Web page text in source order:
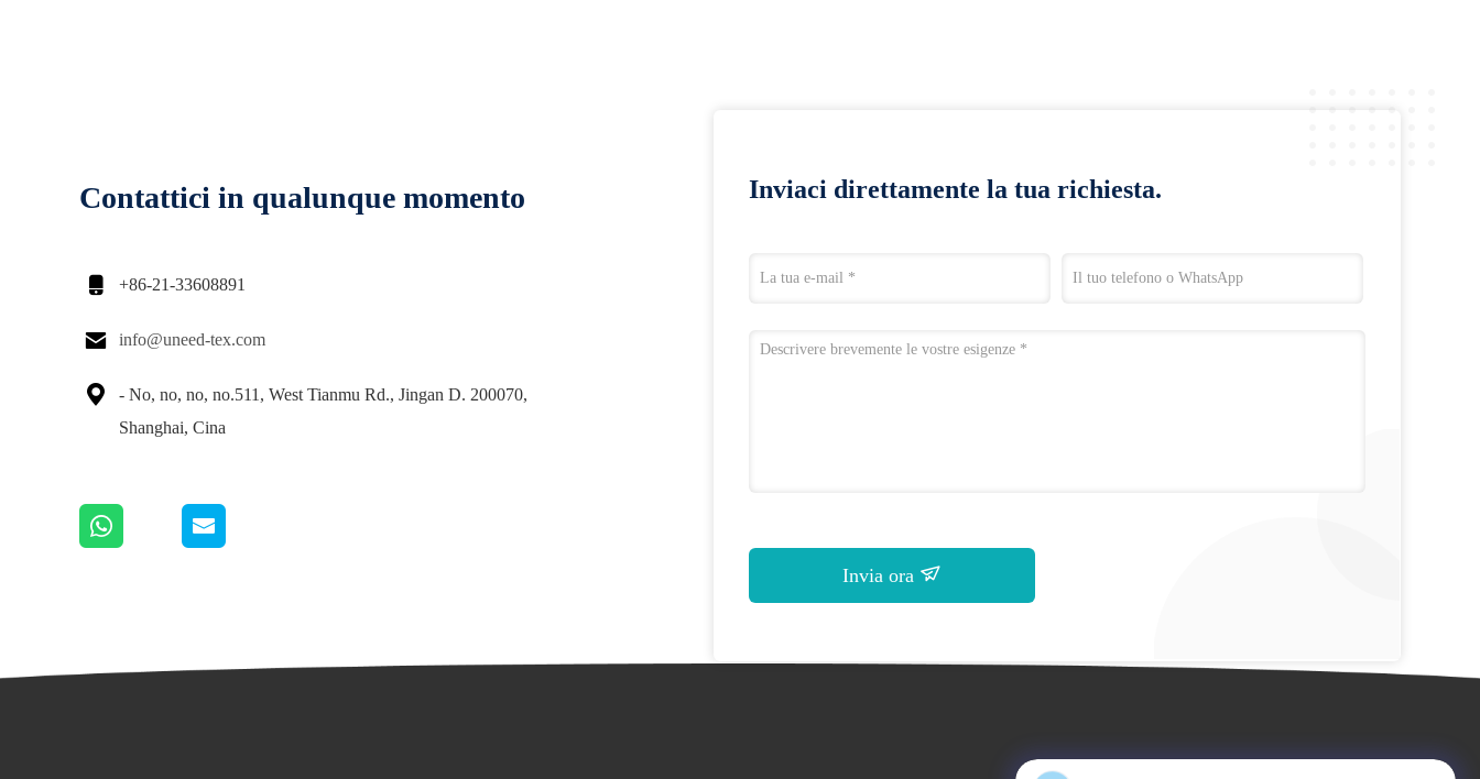
Contattici in qualunque momento
 +86-21-33608891
 info@uneed-tex.com

- No, no, no, no.511, West Tianmu Rd., Jingan D. 200070,
Shanghai, Cina
Inviaci direttamente la tua richiesta.
Invia ora